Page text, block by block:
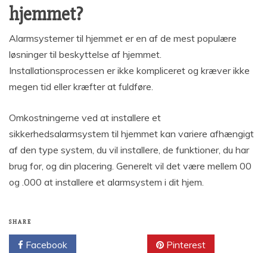
hjemmet?
Alarmsystemer til hjemmet er en af de mest populære
løsninger til beskyttelse af hjemmet.
Installationsprocessen er ikke kompliceret og kræver ikke
megen tid eller kræfter at fuldføre.
Omkostningerne ved at installere et
sikkerhedsalarmsystem til hjemmet kan variere afhængigt
af den type system, du vil installere, de funktioner, du har
brug for, og din placering. Generelt vil det være mellem 00
og .000 at installere et alarmsystem i dit hjem.
SHARE
Facebook Pinterest